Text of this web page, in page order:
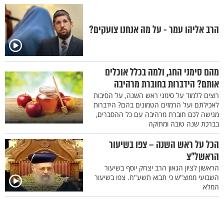
הרב אליהו עמר - על מה אנחנו צועקים?
מהם סימני החג, ולמה בכלל אוכלים
אותם? הידברות בחוברת מרהיבה
רוצים ללמוד על סימני ראש השנה, על הסיבות
לאכילתם ועל הרמזים הטמונים בהם? הידברות
מגישה לכם חוברת מרהיבה עם כל ההסברים,
בברכת שנה טובה ומתוקה
הכל על ראש השנה – צפו בשיעור
הראשל"צ
הראשון לציון הגאון הרב יצחק יוסף בשיעור
השבועי ממוצ"ש כי תבוא תשע"ח. צפו בשיעור
המלא